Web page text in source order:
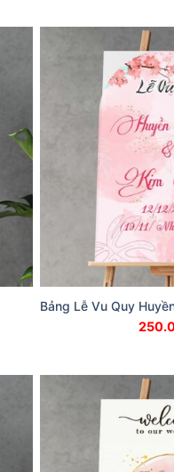
Bảng Lễ Vu Quy